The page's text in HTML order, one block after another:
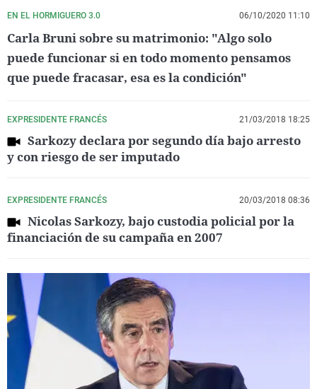
EN EL HORMIGUERO 3.0 06/10/2020 11:10
Carla Bruni sobre su matrimonio: "Algo solo
puede funcionar si en todo momento pensamos
que puede fracasar, esa es la condición"
EXPRESIDENTE FRANCÉS 21/03/2018 18:25
Sarkozy declara por segundo día bajo arresto
y con riesgo de ser imputado
EXPRESIDENTE FRANCÉS 20/03/2018 08:36
Nicolas Sarkozy, bajo custodia policial por la
financiación de su campaña en 2007